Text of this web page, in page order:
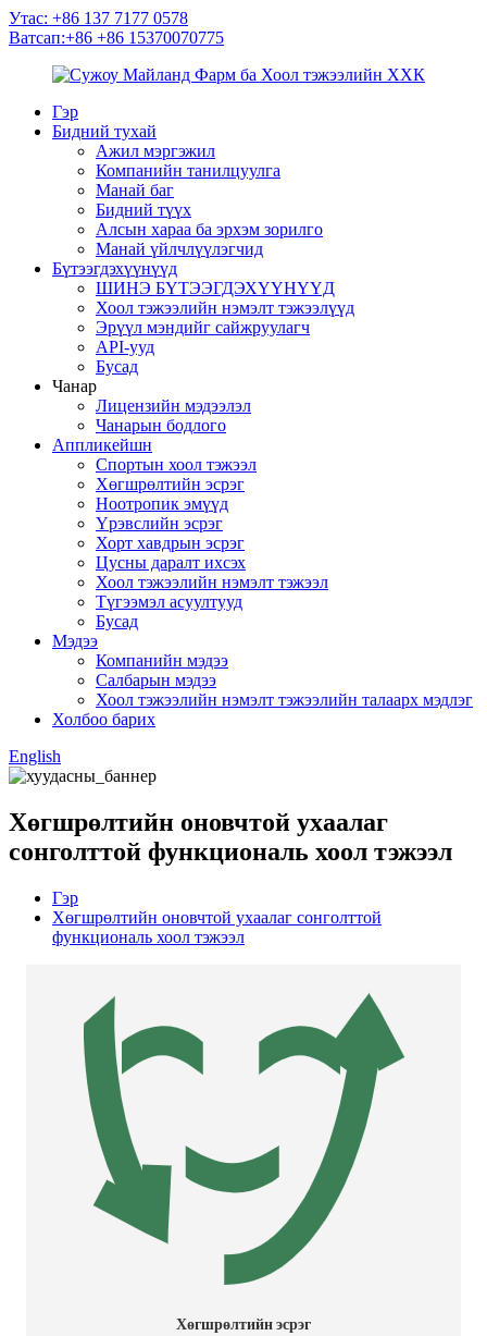
Утас: +86 137 7177 0578
Ватсап:+86 +86 15370070775
Гэр
Бидний тухай
Ажил мэргэжил
Компанийн танилцуулга
Манай баг
Бидний түүх
Алсын хараа ба эрхэм зорилго
Манай үйлчлүүлэгчид
Бүтээгдэхүүнүүд
ШИНЭ БҮТЭЭГДЭХҮҮНҮҮД
Хоол тэжээлийн нэмэлт тэжээлүүд
Эрүүл мэндийг сайжруулагч
API-ууд
Бусад
Чанар
Лицензийн мэдээлэл
Чанарын бодлого
Аппликейшн
Спортын хоол тэжээл
Хөгшрөлтийн эсрэг
Ноотропик эмүүд
Үрэвслийн эсрэг
Хорт хавдрын эсрэг
Цусны даралт ихсэх
Хоол тэжээлийн нэмэлт тэжээл
Түгээмэл асуултууд
Бусад
Мэдээ
Компанийн мэдээ
Салбарын мэдээ
Хоол тэжээлийн нэмэлт тэжээлийн талаарх мэдлэг
Холбоо барих
English
Хөгшрөлтийн оновчтой ухаалаг
сонголттой функциональ хоол тэжээл
Гэр
Хөгшрөлтийн оновчтой ухаалаг сонголттой
функциональ хоол тэжээл
Хөгшрөлтийн эсрэг